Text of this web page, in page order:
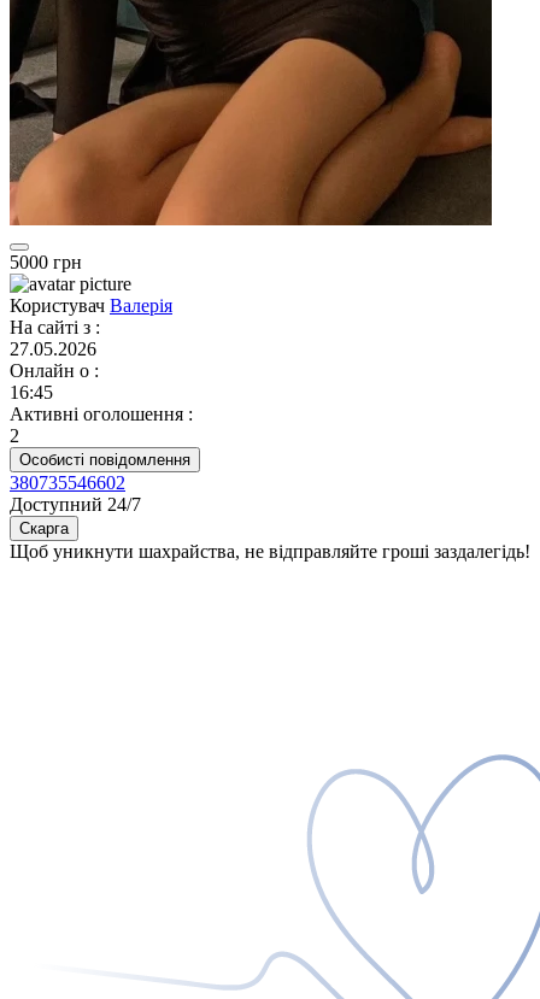
5000 грн
Користувач Валерія
На сайті з :
27.05.2026
Онлайн о :
16:45
Активні оголошення :
2
Особисті повідомлення
380735546602
Доступний 24/7
Скарга
Щоб уникнути шахрайства, не відправляйте гроші заздалегідь!